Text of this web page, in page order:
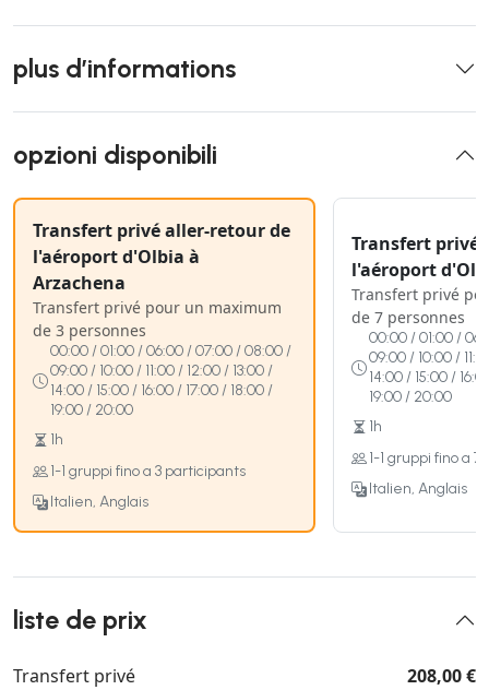
plus d’informations
opzioni disponibili
Transfert privé aller-retour de
l'aéroport d'Olbia à
Arzachena
Transfert privé pour un maximum
de 3 personnes
00:00 / 01:00 / 06:00 / 07:00 / 08:00 /
09:00 / 10:00 / 11:00 / 12:00 / 13:00 /
14:00 / 15:00 / 16:00 / 17:00 / 18:00 /
19:00 / 20:00
1h
1-1 gruppi fino a 3 participants
Italien, Anglais
Transfert privé
l'aéroport
Transfert privé
de 7 personnes
00:00 / 01:00 /
09:00 / 10:00 /
14:00 / 15:00 /
19:00 / 20:00
1h
1-1 gruppi fino a
Italien, Anglais
liste de prix
Transfert privé 208,00 €